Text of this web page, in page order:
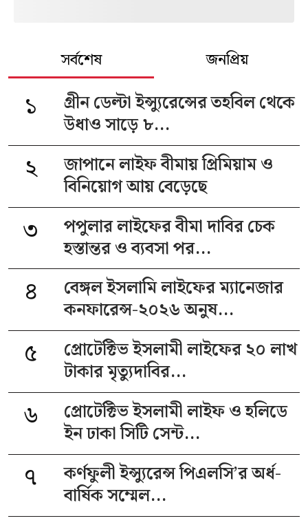
সর্বশেষ জনপ্রিয়
১
গ্রীন ডেল্টা ইন্স্যুরেন্সের তহবিল থেকে
উধাও সাড়ে ৮...
২
জাপানে লাইফ বীমায় প্রিমিয়াম ও
বিনিয়োগ আয় বেড়েছে
৩
পপুলার লাইফের বীমা দাবির চেক
হস্তান্তর ও ব্যবসা পর...
৪
বেঙ্গল ইসলামি লাইফের ম্যানেজার
কনফারেন্স-২০২৬ অনুষ...
৫
প্রোটেক্টিভ ইসলামী লাইফের ২০ লাখ
টাকার মৃত্যুদাবির...
৬
প্রোটেক্টিভ ইসলামী লাইফ ও হলিডে
ইন ঢাকা সিটি সেন্ট...
৭
কর্ণফুলী ইন্স্যুরেন্স পিএলসি’র অর্ধ-
বার্ষিক সম্মেল...